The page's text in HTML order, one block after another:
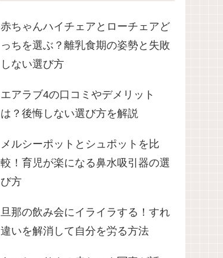
赤ちゃんハイチェアとローチェアど
っちを選ぶ？離乳食期の姿勢と失敗
しない選び方
エアラブ4の口コミやデメリット
は？後悔しない選び方を解説
メルシーポットとシュポットを比
較！育児が楽になる鼻水吸引器の選
び方
旦那の飲み会にイライラする！すれ
違いを解消して自分を労る方法